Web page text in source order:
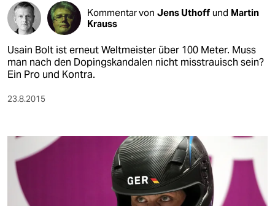
Kommentar von Jens Uthoff und Martin
Krauss
Usain Bolt ist erneut Weltmeister über 100 Meter. Muss
man nach den Dopingskandalen nicht misstrauisch sein?
Ein Pro und Kontra.
23.8.2015